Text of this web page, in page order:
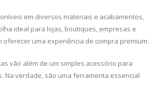
em diversos materiais e acabamentos,
ideal para lojas, boutiques, empresas e
oferecer uma experiência de compra premium.
vão além de um simples acessório para
Na verdade, são uma ferramenta essencial